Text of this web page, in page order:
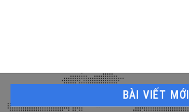
BÀI VIẾT MỚI